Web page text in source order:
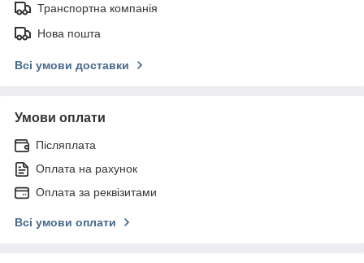
Транспортна компанія
Нова пошта
Всі умови доставки
Умови оплати
Післяплата
Оплата на рахунок
Оплата за реквізитами
Всі умови оплати